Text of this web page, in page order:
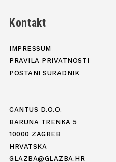
Kontakt
IMPRESSUM
PRAVILA PRIVATNOSTI
POSTANI SURADNIK
CANTUS D.O.O.
BARUNA TRENKA 5
10000 ZAGREB
HRVATSKA
GLAZBA@GLAZBA.HR